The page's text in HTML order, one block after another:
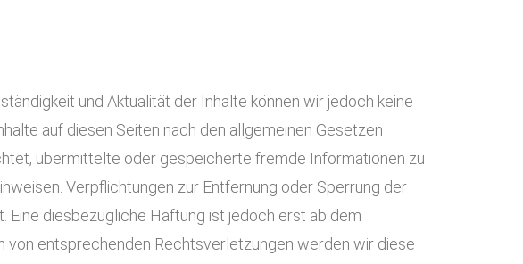
und Aktualität der Inhalte können wir jedoch keine
auf diesen Seiten nach den allgemeinen Gesetzen
übermittelte oder gespeicherte fremde Informationen zu
Verpflichtungen zur Entfernung oder Sperrung der
Eine diesbezügliche Haftung ist jedoch erst ab dem
von entsprechenden Rechtsverletzungen werden wir diese
GMBH